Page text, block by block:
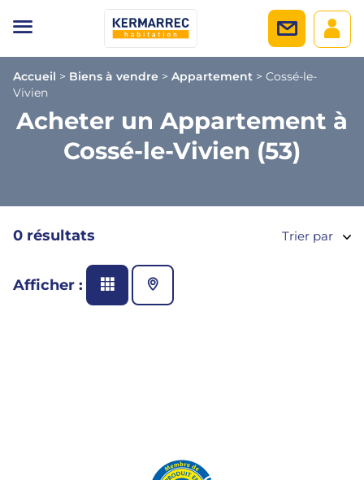
Accueil > Biens à vendre > Appartement > Cossé-le-
Vivien
Acheter un Appartement à
Cossé-le-Vivien (53)
0 résultats Trier par
Afficher :